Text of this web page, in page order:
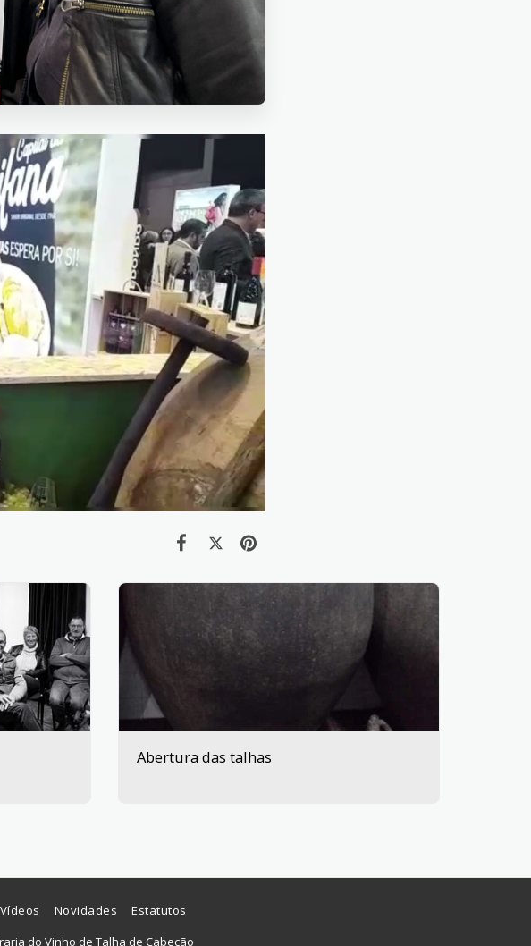
Abertura das talhas
Novidades
Estatutos
do Vinho de Talha de Cabeção